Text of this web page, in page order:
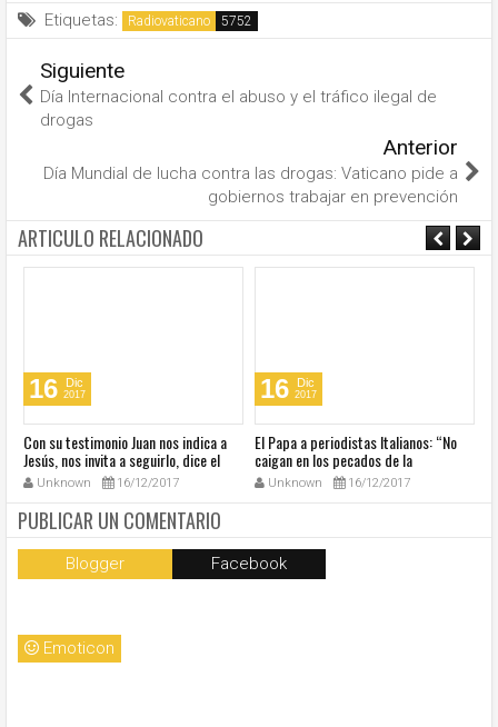
Etiquetas: Radiovaticano
Siguiente
Día Internacional contra el abuso y el tráfico ilegal de
drogas
Anterior
Día Mundial de lucha contra las drogas: Vaticano pide a
gobiernos trabajar en prevención
ARTICULO RELACIONADO
16 Dic
2017
Con su testimonio Juan nos indica a
Jesús, nos invita a seguirlo, dice el
PapaUnknown 16/12/2017
16 Dic
2017
El Papa a periodistas Italianos: “No
caigan en los pecados de la
comunicación”
Unknown 16/12/2017
PUBLICAR UN COMENTARIO
Blogger Facebook
Emoticon